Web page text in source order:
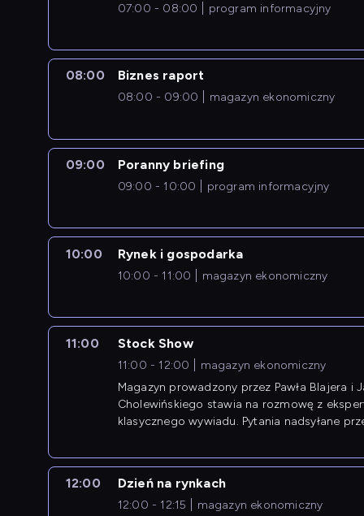
07:00 - 08:00 program informacyjny
08:00 Biznes raport
08:00 - 09:00 magazyn ekonomiczny
09:00 Poranny briefing
09:00 - 10:00 program informacyjny
10:00 Rynek i gospodarka
10:00 - 11:00 magazyn ekonomiczny
11:00 Stock Show
11:00 - 12:00
magazyn ekonomiczny
Magazyn prowadzony przez Pawła Blajera i
Cholewińskiego stawia na rozmowę z
klasycznego wywiadu. Pytania nadsyłane
12:00 Dzień na rynkach
12:00 - 12:15 magazyn ekonomiczny